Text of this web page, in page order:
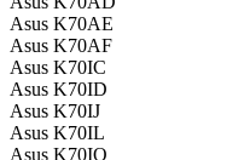
Asus K70AE
Asus K70AF
Asus K70IC
Asus K70ID
Asus K70IJ
Asus K70IL
Asus K70IO